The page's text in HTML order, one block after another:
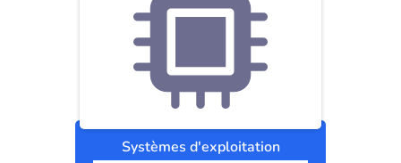
Systèmes d'exploitation